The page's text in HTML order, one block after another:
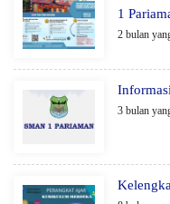
1
2 bulan
3 bulan